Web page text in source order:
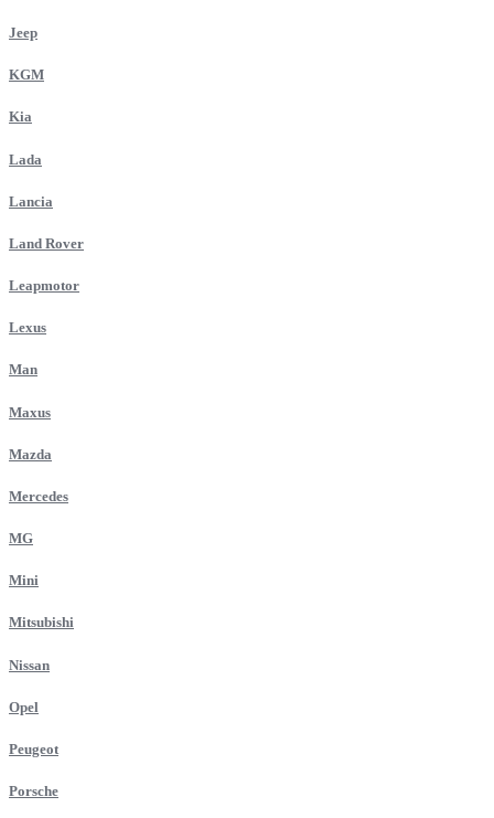
Jeep
KGM
Kia
Lada
Lancia
Land Rover
Leapmotor
Lexus
Man
Maxus
Mazda
Mercedes
MG
Mini
Mitsubishi
Nissan
Opel
Peugeot
Porsche